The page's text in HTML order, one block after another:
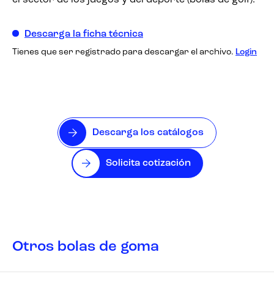
Descarga la ficha técnica
Tienes que ser registrado para descargar el archivo. Login
Descarga los catálogos
Solicita cotización
Otros bolas de goma